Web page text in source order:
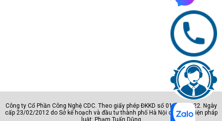
Công ty Cổ Phần Công Nghệ CDC. Theo giấy phép ĐKKD số 0105801222. Ngày
cấp 23/02/2012 do Sở kế hoạch và đầu tư thành phố Hà Nội cấp. Đại diện pháp
luật: Phạm Tuấn Dũng